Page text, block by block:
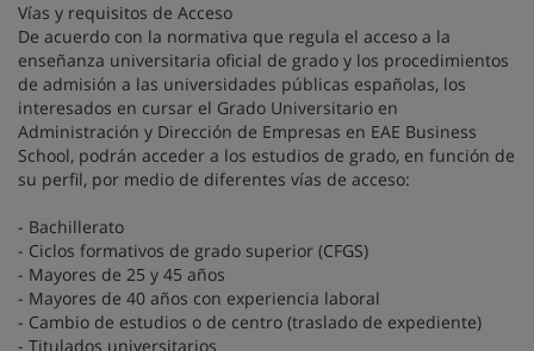
Vías y requisitos de Acceso
De acuerdo con la normativa que regula el acceso a la
enseñanza universitaria oficial de grado y los procedimientos
de admisión a las universidades públicas españolas, los
interesados en cursar el Grado Universitario en
Administración y Dirección de Empresas en EAE Business
School, podrán acceder a los estudios de grado, en función de
su perfil, por medio de diferentes vías de acceso:
- Bachillerato
- Ciclos formativos de grado superior (CFGS)
- Mayores de 25 y 45 años
- Mayores de 40 años con experiencia laboral
- Cambio de estudios o de centro (traslado de expediente)
- Titulados universitarios